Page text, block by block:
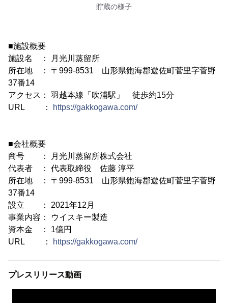
貯蔵の様子
■施設概要
施設名 ： 月光川蒸留所
所在地 ： 〒999-8531 山形県飽海郡遊佐町菅里字菅野
37番14
アクセス： 羽越本線「吹浦駅」 徒歩約15分
URL ：
https://gakkogawa.com/
■会社概要
商号 ： 月光川蒸留所株式会社
代表者 ： 代表取締役 佐藤 淳平
所在地 ： 〒999-8531 山形県飽海郡遊佐町菅里字菅野
37番14
設立 ： 2021年12月
事業内容： ウイスキー製造
資本金 ： 1億円
URL ：
https://gakkogawa.com/
プレスリリース動画